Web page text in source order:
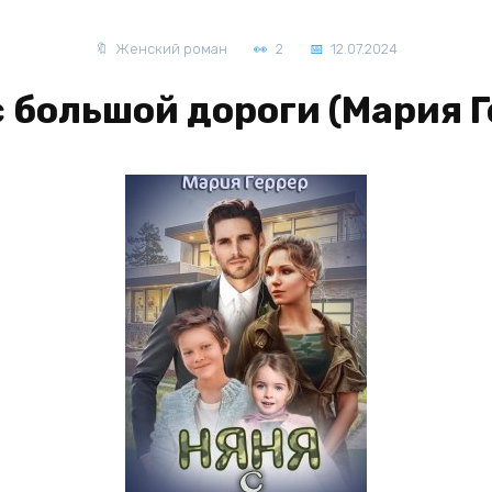
Женский роман 2 12.07.2024
большой дороги (Мария